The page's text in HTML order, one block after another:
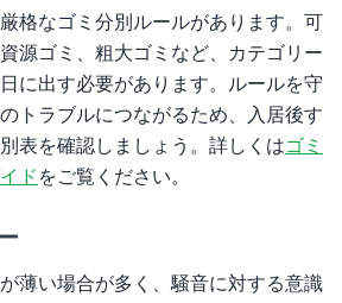
格なゴミ分別ルールがあります。可
源ゴミ、粗大ゴミなど、カテゴリー
に出す必要があります。ルールを守
トラブルにつながるため、入居後す
表を確認しましょう。詳しくはゴミ
ド をご覧ください。
薄い場合が多く、騒音に対する意識